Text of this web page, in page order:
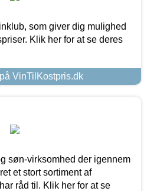
som giver dig mulighed
Klik her for at se deres
VinTilKostpris.dk
søn-virksomhed der igennem
et stort sortiment af
råd til. Klik her for at se